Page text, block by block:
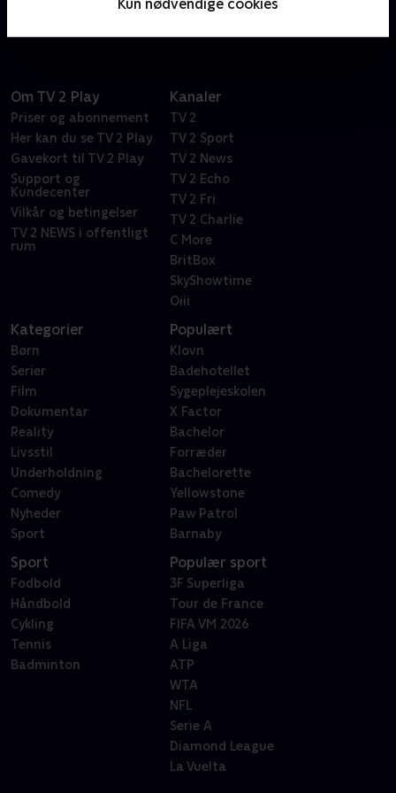
Om TV 2 Play
Priser og abonnement
Her kan du se TV 2 Play
Gavekort til TV 2 Play
Support og
Kundecenter
Vilkår og betingelser
TV 2 NEWS i offentligt
rum
Kanaler
TV 2
TV 2 Sport
TV 2 News
TV 2 Echo
TV 2 Fri
TV 2 Charlie
C More
BritBox
SkyShowtime
Oiii
Kategorier
Børn
Serier
Film
Dokumentar
Reality
Livsstil
Underholdning
Comedy
Nyheder
Sport
Populært
Klovn
Badehotellet
Sygeplejeskolen
X Factor
Bachelor
Forræder
Bachelorette
Yellowstone
Paw Patrol
Barnaby
Sport
Fodbold
Håndbold
Cykling
Tennis
Badminton
Populær sport
3F Superliga
Tour de France
FIFA VM 2026
A Liga
ATP
WTA
NFL
Serie A
Diamond League
La Vuelta